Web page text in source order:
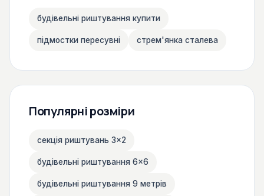
будівельні риштування купити
підмостки пересувні стрем'янка сталева
Популярні розміри
секція риштувань 3×2
будівельні риштування 6×6
будівельні риштування 9 метрів